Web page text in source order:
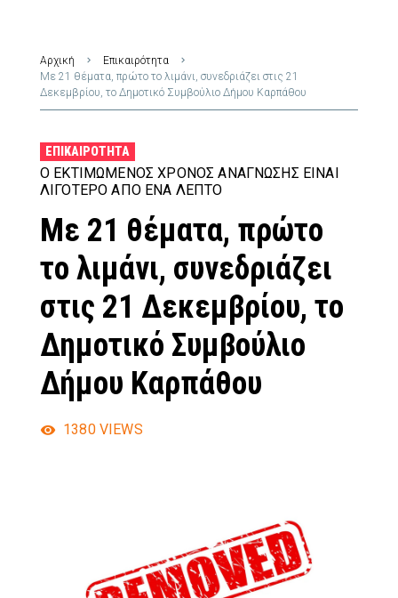
Αρχική
Επικαιρότητα
Με 21 θέματα, πρώτο το λιμάνι, συνεδριάζει στις 21
Δεκεμβρίου, το Δημοτικό Συμβούλιο Δήμου Καρπάθου
ΕΠΙΚΑΙΡΌΤΗΤΑ
Ο ΕΚΤΙΜΏΜΕΝΟΣ ΧΡΌΝΟΣ ΑΝΆΓΝΩΣΗΣ ΕΊΝΑΙ
ΛΙΓΌΤΕΡΟ ΑΠΌ ΈΝΑ ΛΕΠΤΌ
Με 21 θέματα, πρώτο
το λιμάνι, συνεδριάζει
στις 21 Δεκεμβρίου, το
Δημοτικό Συμβούλιο
Δήμου Καρπάθου
1380 VIEWS